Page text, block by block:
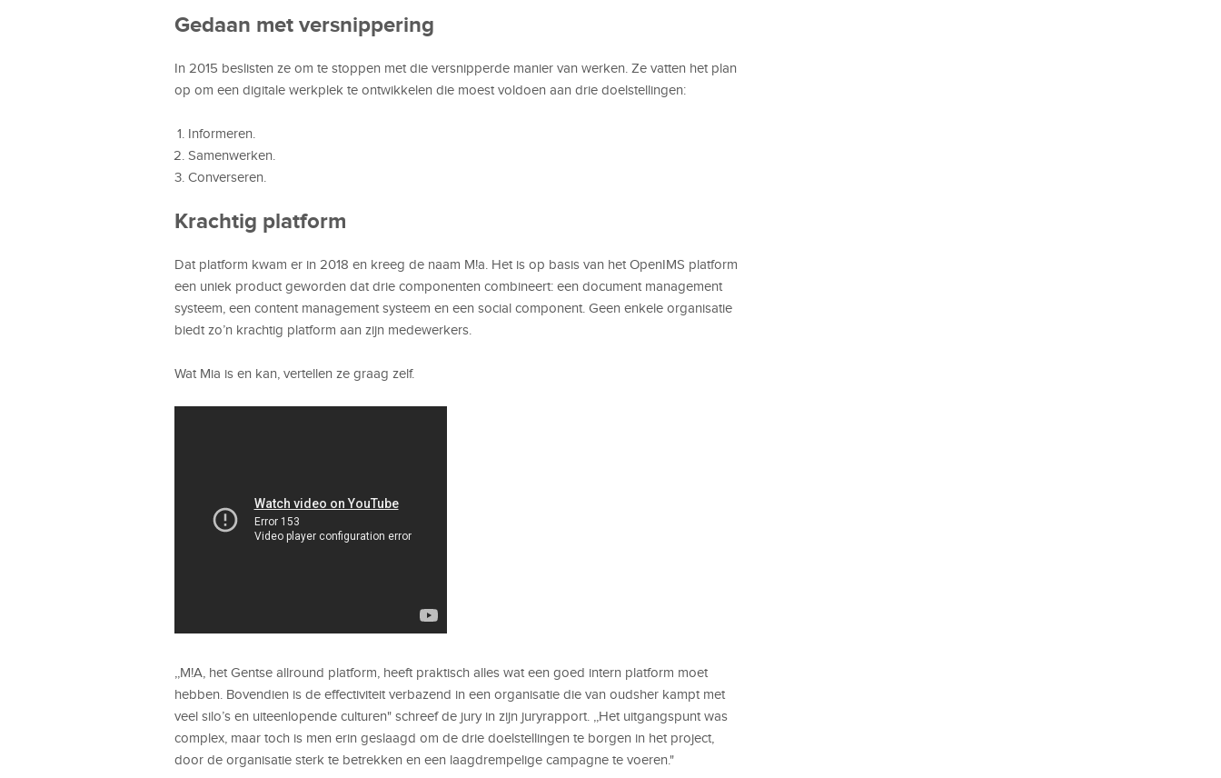
Gedaan met versnippering
In 2015 beslisten ze om te stoppen met die versnipperde manier van werken. Ze vatten het plan
op om een digitale werkplek te ontwikkelen die moest voldoen aan drie doelstellingen:
Informeren.
Samenwerken.
Converseren.
Krachtig platform
Dat platform kwam er in 2018 en kreeg de naam M!a. Het is op basis van het OpenIMS platform
een uniek product geworden dat drie componenten combineert: een document management
systeem, een content management systeem en een social component. Geen enkele organisatie
biedt zo’n krachtig platform aan zijn medewerkers.
Wat Mia is en kan, vertellen ze graag zelf.
,,M!A, het Gentse allround platform, heeft praktisch alles wat een goed intern platform moet
hebben. Bovendien is de effectiviteit verbazend in een organisatie die van oudsher kampt met
veel silo’s en uiteenlopende culturen" schreef de jury in zijn juryrapport. ,,Het uitgangspunt was
complex, maar toch is men erin geslaagd om de drie doelstellingen te borgen in het project,
door de organisatie sterk te betrekken en een laagdrempelige campagne te voeren."